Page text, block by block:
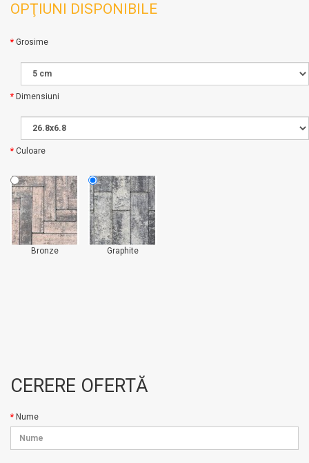
OPŢIUNI DISPONIBILE
Grosime
Dimensiuni
Culoare
Bronze Graphite
CERERE OFERTĂ
Nume